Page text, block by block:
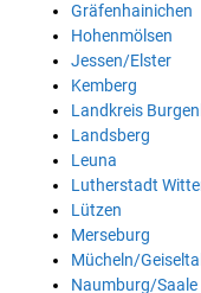
Gräfenhainichen
Hohenmölsen
Jessen/Elster
Kemberg
Landkreis
Landsberg
Leuna
Lutherstadt
Lützen
Merseburg
Mücheln/Geiseltal
Naumburg/Saale